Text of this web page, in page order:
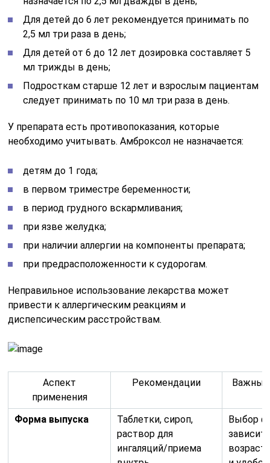
Для детей до 6 лет рекомендуется принимать по
2,5 мл три раза в день;
Для детей от 6 до 12 лет дозировка составляет 5
мл трижды в день;
Подросткам старше 12 лет и взрослым пациентам
следует принимать по 10 мл три раза в день.
У препарата есть противопоказания, которые
необходимо учитывать. Амброксол не назначается:
детям до 1 года;
в первом триместре беременности;
в период грудного вскармливания;
при язве желудка;
при наличии аллергии на компоненты препарата;
при предрасположенности к судорогам.
Неправильное использование лекарства может
привести к аллергическим реакциям и
диспепсическим расстройствам.
Аспект
применения
Рекомендации Важные
Форма выпуска
Таблетки, сироп,
раствор для
ингаляций/приема
Выбор
зависит